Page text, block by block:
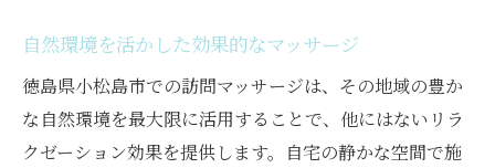
自然環境を活かした効果的なマッサージ
徳島県小松島市での訪問マッサージは、その地域の豊か
な自然環境を最大限に活用することで、他にはないリラ
クゼーション効果を提供します。自宅の静かな空間で施